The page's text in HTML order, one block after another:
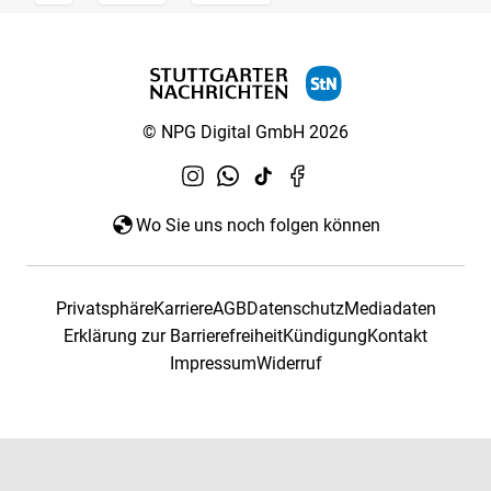
© NPG Digital GmbH 2026
Wo Sie uns noch folgen können
PrivatsphäreKarriereAGBDatenschutzMediadaten
Erklärung zur BarrierefreiheitKündigungKontakt
ImpressumWiderruf